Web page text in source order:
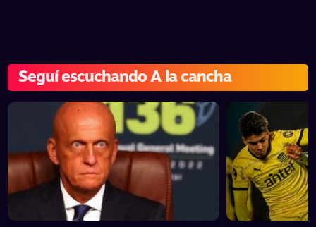
Seguí escuchando A la cancha